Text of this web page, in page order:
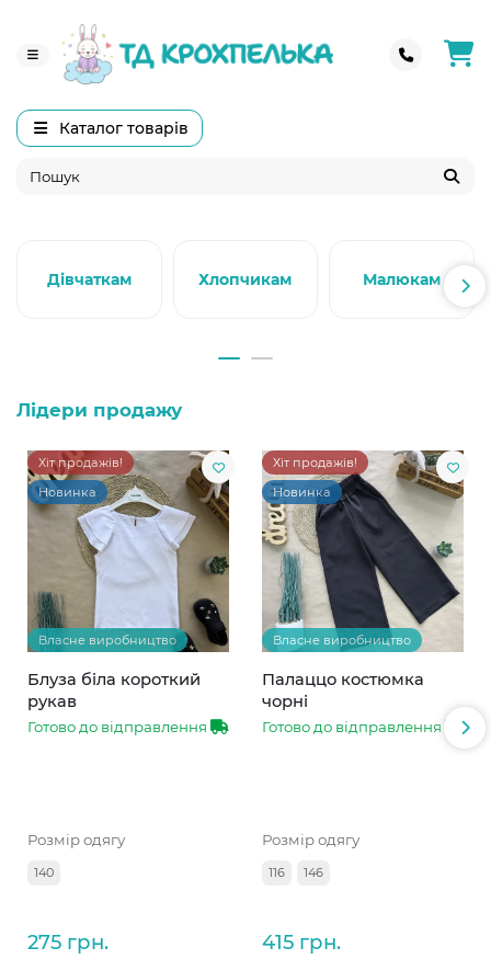
Каталог товарів
Дівчаткам Хлопчикам Малюкам
Лідери продажу
Хіт продажів!
Новинка
Власне виробництво
Блуза біла короткий
рукав
Готово до відправлення
Розмір одягу
140
275 грн.
Хіт продажів!
Новинка
Власне виробництво
Палаццо костюмка
чорні
Готово до відправлення
Розмір одягу
116 146
415 грн.